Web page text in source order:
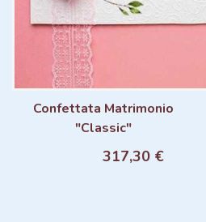
Aggiungi al carrello
Confettata Matrimonio
"Classic"
317,30 €